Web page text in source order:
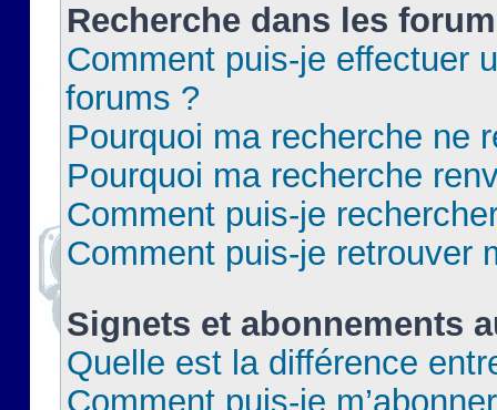
Recherche dans les
Comment puis-je effectuer
forums ?
Pourquoi ma recherche ne
Pourquoi ma recherche
Comment puis-je
Comment puis-je retrouver
Signets et abonnements
Quelle est la différence
Comment puis-je